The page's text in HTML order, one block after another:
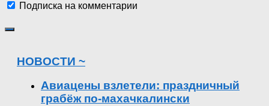
Подписка на комментарии
НОВОСТИ ~
Авиацены взлетели: праздничный
грабёж по-махачкалински